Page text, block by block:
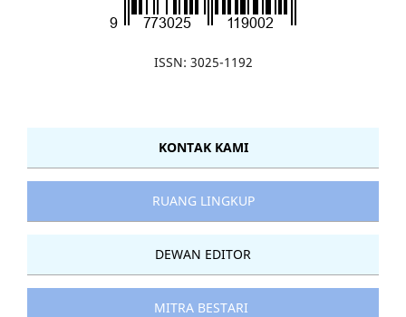
ISSN: 3025-1192
KONTAK KAMI
RUANG LINGKUP
DEWAN EDITOR
MITRA BESTARI